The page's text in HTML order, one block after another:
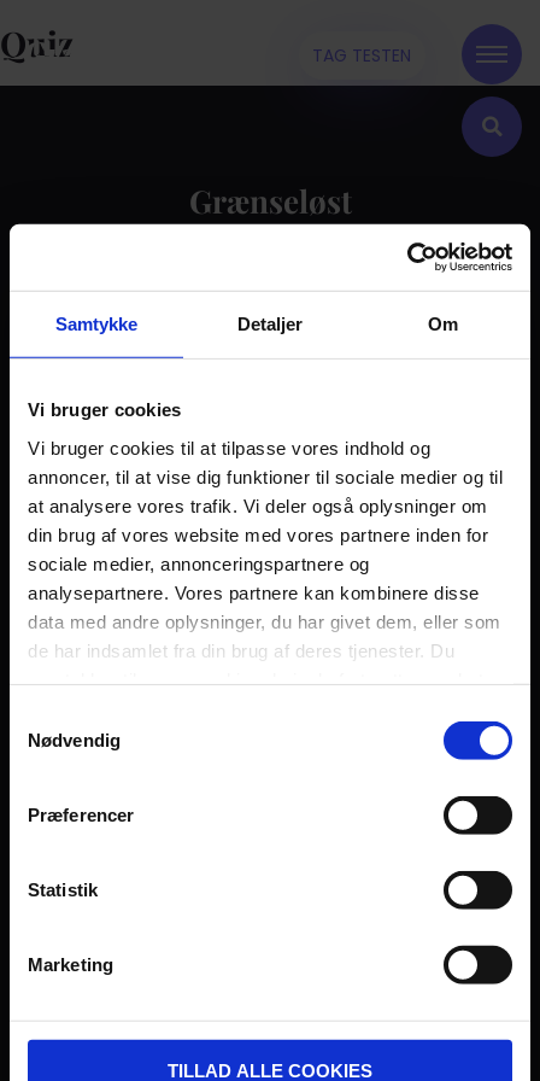
Samtykke Detaljer Om
Vi bruger cookies
Vi bruger cookies til at tilpasse vores indhold og
annoncer, til at vise dig funktioner til sociale medier og til
at analysere vores trafik. Vi deler også oplysninger om
din brug af vores website med vores partnere inden for
sociale medier, annonceringspartnere og
analysepartnere. Vores partnere kan kombinere disse
data med andre oplysninger, du har givet dem, eller som
de har indsamlet fra din brug af deres tjenester. Du
Nødvendig
Præferencer
Statistik
Marketing
TILLAD ALLE COOKIES
TAG TESTEN
Quiz
Grænseløst
Kontakt
Dilemma
Stories & Viden
Pårørende
Find støtte
Om os
Persondatapolitik
Fagområde